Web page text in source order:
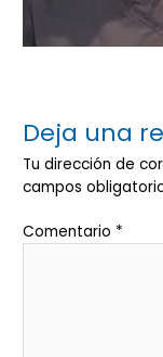
Deja una
Tu dirección de
campos
Comentario *